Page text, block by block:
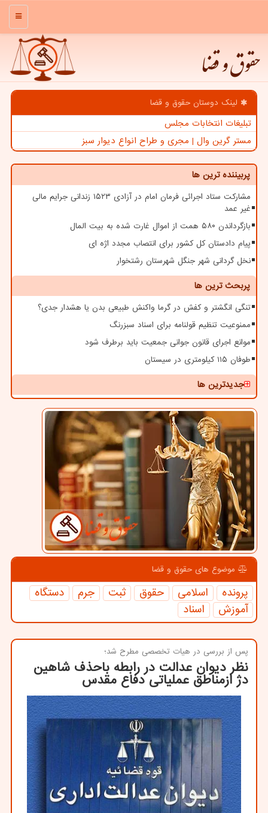
منو
حقوق و قضا
لینک دوستان حقوق و قضا
تبلیغات انتخابات مجلس
مستر گرین وال | مجری و طراح انواع دیوار سبز
پربیننده ترین ها
مشارکت ستاد اجرائی فرمان امام در آزادی ۱۵۲۳ زندانی جرایم مالی
غیر عمد
بازگرداندن ۵۸۰ همت از اموال غارت شده به بیت المال
پیام دادستان کل کشور برای انتصاب مجدد اژه ای
نخل گردانی شهر جنگل شهرستان رشتخوار
پربحث ترین ها
تنگی انگشتر و کفش در گرما واکنش طبیعی بدن یا هشدار جدی؟
ممنوعیت تنظیم قولنامه برای اسناد سبزرنگ
موانع اجرای قانون جوانی جمعیت باید برطرف شود
طوفان ۱۱۵ کیلومتری در سیستان
جدیدترین ها
موضوع های حقوق و قضا
پرونده اسلامی حقوق ثبت جرم
دستگاه
آموزش
اسناد
پس از بررسی در هیات تخصصی مطرح شد؛
نظر دیوان عدالت در رابطه باحذف شاهین
دژ ازمناطق عملیاتی دفاع مقدس